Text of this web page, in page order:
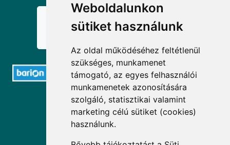
Weboldalunkon
sütiket használunk
Az oldal működéséhez feltétlenül
szükséges, munkamenet
támogató, az egyes felhasználói
munkamenetek azonosítására
szolgáló, statisztikai valamint
marketing célú sütiket (cookies)
használunk.
ELÉRHETŐSÉGEK
+36 1 880 7600